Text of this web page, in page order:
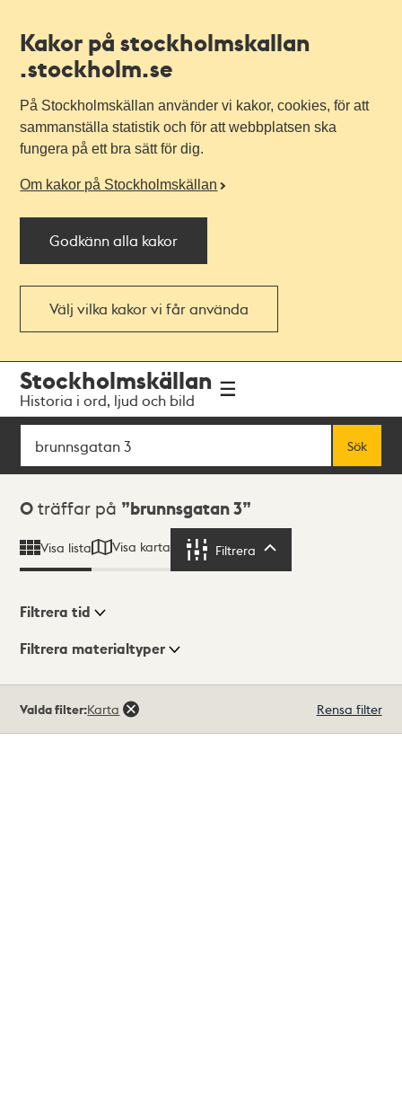
Kakor på stockholmskallan
.stockholm.se
På Stockholmskällan använder vi kakor, cookies, för att
sammanställa statistik och för att webbplatsen ska
fungera på ett bra sätt för dig.
Om kakor på Stockholmskällan
Godkänn alla kakor
Välj vilka kakor vi får använda
navigationen
huvudinnehållet
Stockholmskällan
Historia i ord, ljud och bild
Sök
Sök
Sökresultat
0 träffar på brunnsgatan 3
Visa lista Visa karta Filtrera
Visningsläge
Filtrera tid
Filtrera materialtyper
träffar
Valda filter:Karta Rensa filter